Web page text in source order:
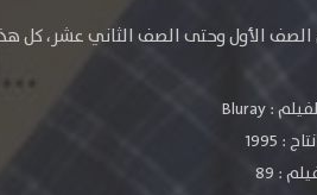
الأول وحتى الصف الثاني عشر، كل
:
Bluray
:
1995
: 89